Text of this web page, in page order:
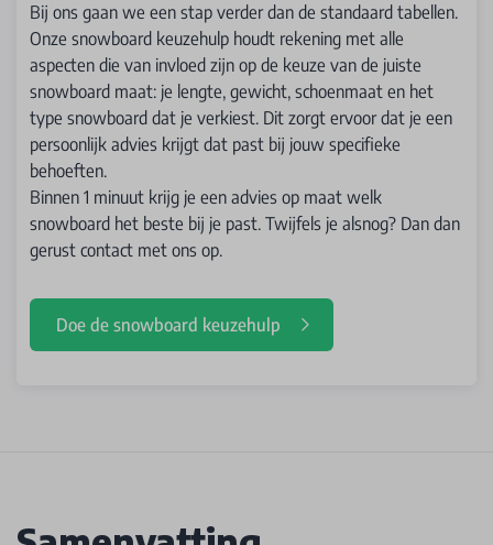
Bij ons gaan we een stap verder dan de standaard tabellen.
Onze snowboard keuzehulp houdt rekening met alle
aspecten die van invloed zijn op de keuze van de juiste
snowboard maat: je lengte, gewicht, schoenmaat en het
type snowboard dat je verkiest. Dit zorgt ervoor dat je een
persoonlijk advies krijgt dat past bij jouw specifieke
behoeften.
Binnen 1 minuut krijg je een advies op maat welk
snowboard het beste bij je past. Twijfels je alsnog? Dan dan
gerust contact met ons op.
Doe de snowboard keuzehulp